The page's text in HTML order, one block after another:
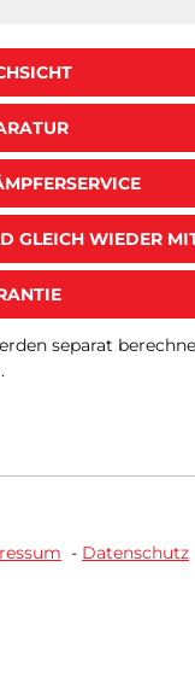
GLEICH WIEDER
separat
- Datenschutz